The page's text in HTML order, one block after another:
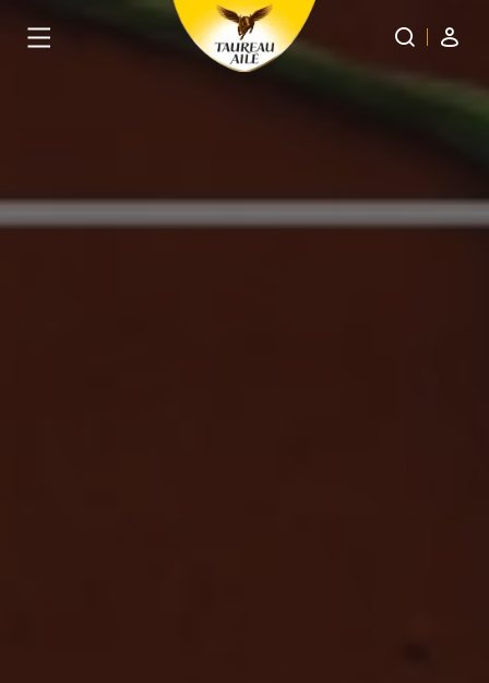
Panneau de gestion des cookies